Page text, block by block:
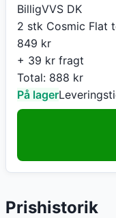
BilligVVS DK
2 stk Cosmic Flat
849 kr
+ 39 kr fragt
Total: 888 kr
På lager
Prishistorik